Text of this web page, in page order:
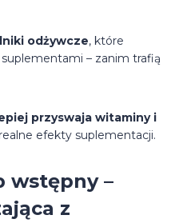
odżywcze, które
– zanim trafią
przyswaja witaminy i
efekty suplementacji.
wstępny –
z